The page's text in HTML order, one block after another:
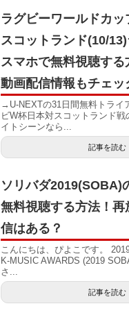
ラグビーワールドカ
スコットランド(10/
スマホで無料視聴す
動画配信情報もチェッ
→U-NEXTの31日間無料トライ
ビW杯日本対スコットランド戦
イトシーンなら...
記事を読む
ソリバダ2019(SOBA)
無料視聴する方法！
信はある？
こんにちは、ぴよこです。
K-MUSIC AWARDS (2019
さ...
記事を読む